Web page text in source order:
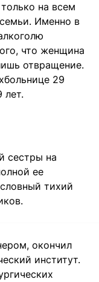
на всем
Именно в
что женщина
отвращение.
29
лет.
сестры на
ее
тихий
окончил
институт.